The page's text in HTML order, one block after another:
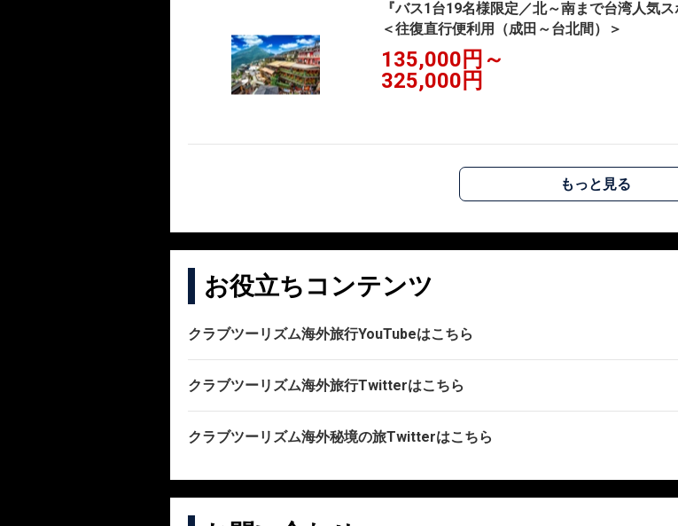
『バス1台19名様限定／北～南まで台湾人気
＜往復直行便利用（成田～台北間）＞
135,000円～
325,000円
もっと見る
お役立ちコンテンツ
クラブツーリズム海外旅行YouTubeはこちら
クラブツーリズム海外旅行Twitterはこちら
クラブツーリズム海外秘境の旅Twitterはこちら